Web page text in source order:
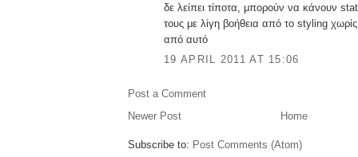
δε λείπει τίποτα, μπορούν να κάνουν
τους με λίγη βοήθεια από το styling χωρίς
από αυτό
19 APRIL 2011 AT 15:06
Post a Comment
Newer Post
Home
Subscribe to: Post Comments (Atom)